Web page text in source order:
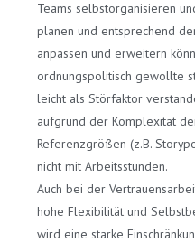
Teams selbstorganisieren
planen und entsprechend
anpassen und erweitern
ordnungspolitisch gewollte
leicht als Störfaktor
aufgrund der Komplexität
Referenzgrößen (z.B.
nicht mit Arbeitsstunden.
Auch bei der
hohe Flexibilität und
wird eine starke